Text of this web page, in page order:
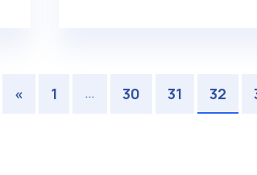
« 1 … 30 31 32